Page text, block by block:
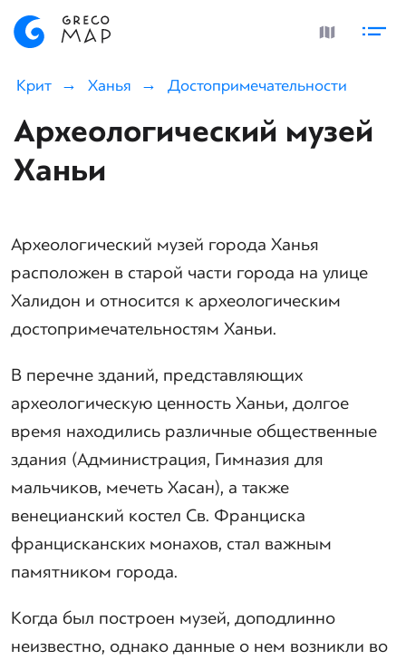
Крит Ханья Достопримечательности
Археологический музей
Ханьи
Археологический музей города Ханья
расположен в старой части города на улице
Халидон и относится к археологическим
достопримечательностям Ханьи.
В перечне зданий, представляющих
археологическую ценность Ханьи, долгое
время находились различные общественные
здания (Администрация, Гимназия для
мальчиков, мечеть Хасан), а также
венецианский костел Св. Франциска
францисканских монахов, стал важным
памятником города.
Когда был построен музей, доподлинно
неизвестно, однако данные о нем возникли во